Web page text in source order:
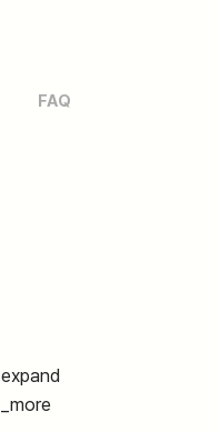
FAQ
expand
_more